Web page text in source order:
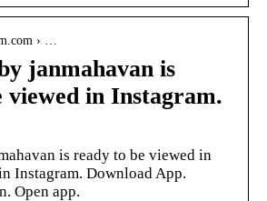
› …
janmahavan is
viewed in Instagram.
is ready to be viewed in
Instagram. Download App.
Open app.